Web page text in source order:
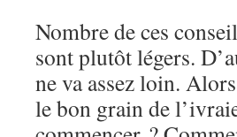
Nombre de ces
sont plutôt légers.
ne va assez loin.
le bon grain de